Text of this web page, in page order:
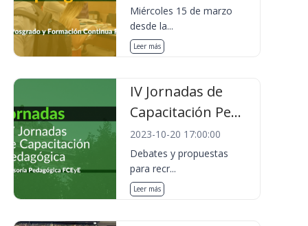
Miércoles 15 de marzo
desde la...
Leer más
IV Jornadas de
Capacitación Pe...
2023-10-20 17:00:00
Debates y propuestas
para recr...
Leer más